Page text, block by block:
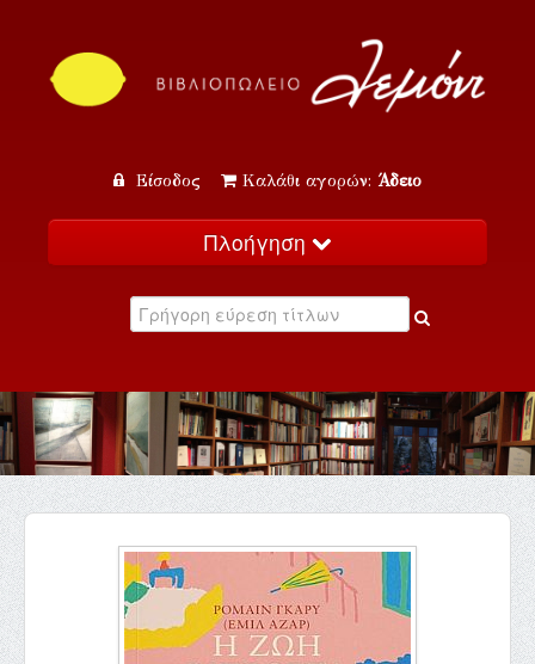
Είσοδος Καλάθι αγορών: Άδειο
Πλοήγηση
Κατάλογος
Εκδηλώσεις
Επικοινωνία